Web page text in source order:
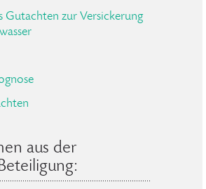
Gutachten zur Versickerung
aus der